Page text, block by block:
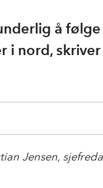
å
i nord,
Jensen,